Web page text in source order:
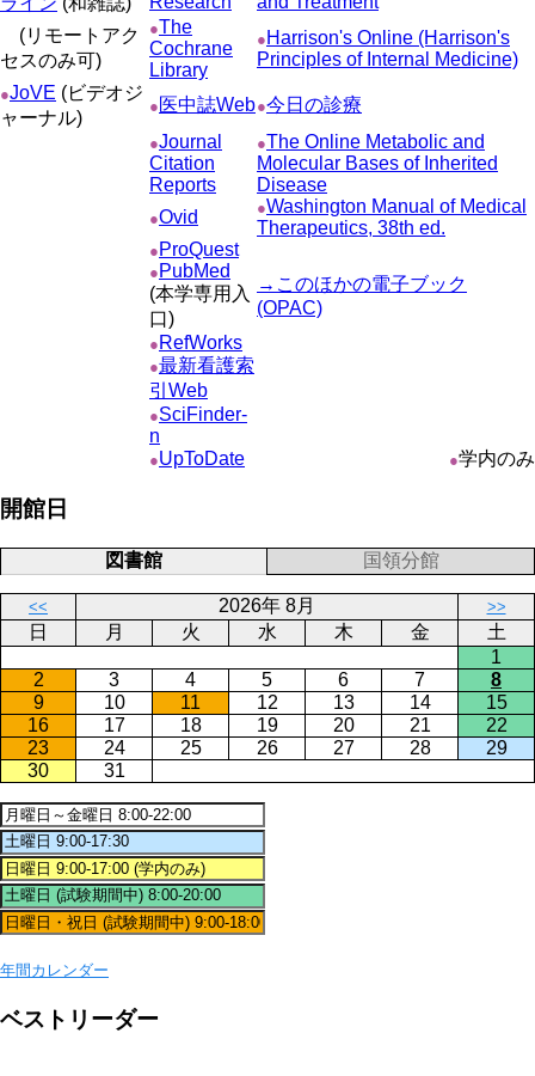
(リモートアク
セスのみ可)
●The
Cochrane
Library
● Harrison's Online (Harrison's
Principles of Internal Medicine)
●JoVE (ビデオジ
ャーナル)
● 医中誌Web●今日の診療
●Journal
Citation
Reports
●The Online Metabolic and
Molecular Bases of Inherited
Disease
●Ovid ●Washington Manual of Medical
Therapeutics, 38th ed.
● ProQuest
● PubMed
(本学専用入
口)
→このほかの電子ブック
(OPAC)
● RefWorks
●最新看護索
引Web
●SciFinder-
n
●UpToDate ●学内のみ
開館日
図書館 国領分館
<< 2026年 8月 >>
日 月 火 水 木 金
土
1
2
3 4 5 6 7
8
9
10 11 12 13 14
15
16
17 18 19 20 21
22
23
24 25 26 27 28
29
30
31
年間カレンダー
ベストリーダー